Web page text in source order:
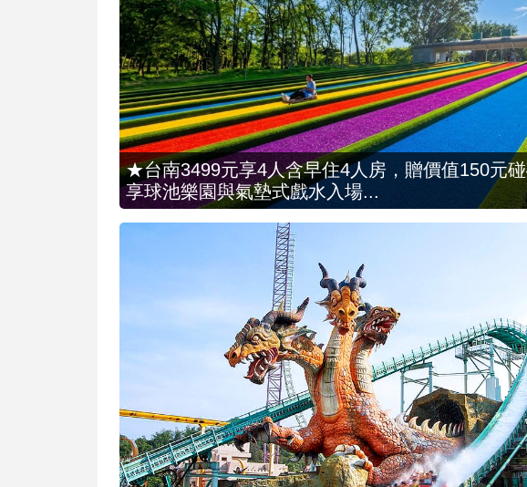
★台南3499元享4人含早住4人房，贈價值150元
享球池樂園與氣墊式戲水入場...